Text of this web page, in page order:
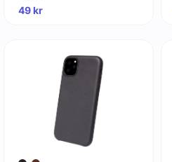
49kr